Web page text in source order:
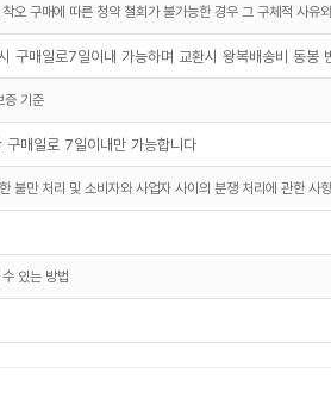
오 구매에 따른 청약 철회가 불가능한 경우 그 구체적 사유
구매일로7일이내 가능하며 교환시 왕복배송비 동봉
증 기준
매일로 7일이내만 가능합니다
불만 처리 및 소비자와 사업자 사이의 분쟁 처리에 관한 사
있는 방법